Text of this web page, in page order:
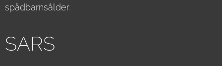
spädbarnsålder.
SARS